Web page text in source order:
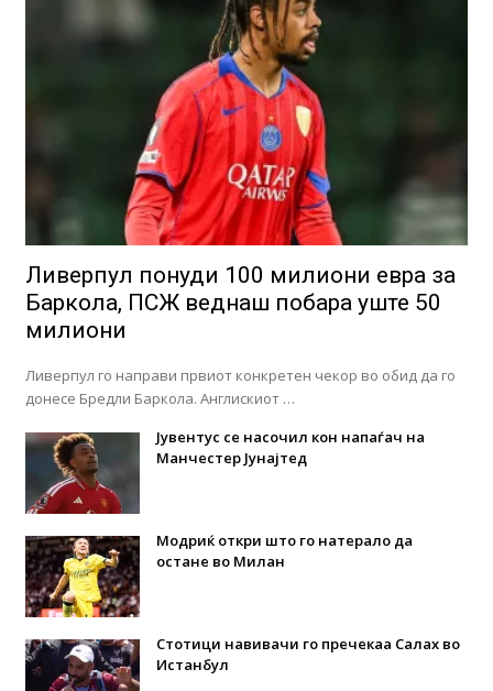
Ливерпул понуди 100 милиони евра за
Баркола, ПСЖ веднаш побара уште 50
милиони
Ливерпул го направи првиот конкретен чекор во обид да го
донесе Бредли Баркола. Англискиот …
Јувентус се насочил кон напаѓач на
Манчестер Јунајтед
Модриќ откри што го натерало да
остане во Милан
Стотици навивачи го пречекаа Салах во
Истанбул